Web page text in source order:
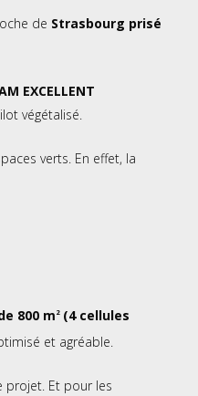
de Strasbourg prisé
EXCELLENT
végétalisé.
verts. En effet, la
800 m 2(4 cellules
et agréable.
projet. Et pour les